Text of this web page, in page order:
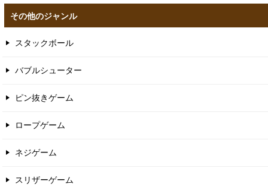
その他のジャンル
スタックボール
バブルシューター
ピン抜きゲーム
ロープゲーム
ネジゲーム
スリザーゲーム